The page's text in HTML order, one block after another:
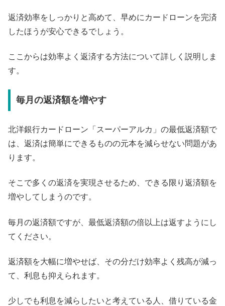
返済効率をしっかりと高めて、早めにカードローンを完済
したほうが安心できるでしょう。
ここからは効率よく返済する方法について詳しく説明しま
す。
毎月の返済額を増やす
北洋銀行カードローン「スーパーアルカ」の最低返済額で
は、返済は簡単にできるものの元本を減らせない問題があ
ります。
そこで多くの返済を実現させるため、できる限り返済額を
増やしてしまうのです。
毎月の返済額ですが、最低返済額の倍以上は返すようにし
てください。
返済額を大幅に増やせば、その分だけ効率よく残高が減っ
て、利息も抑えられます。
少しでも利息を減らしたいと考えている人、借りている金